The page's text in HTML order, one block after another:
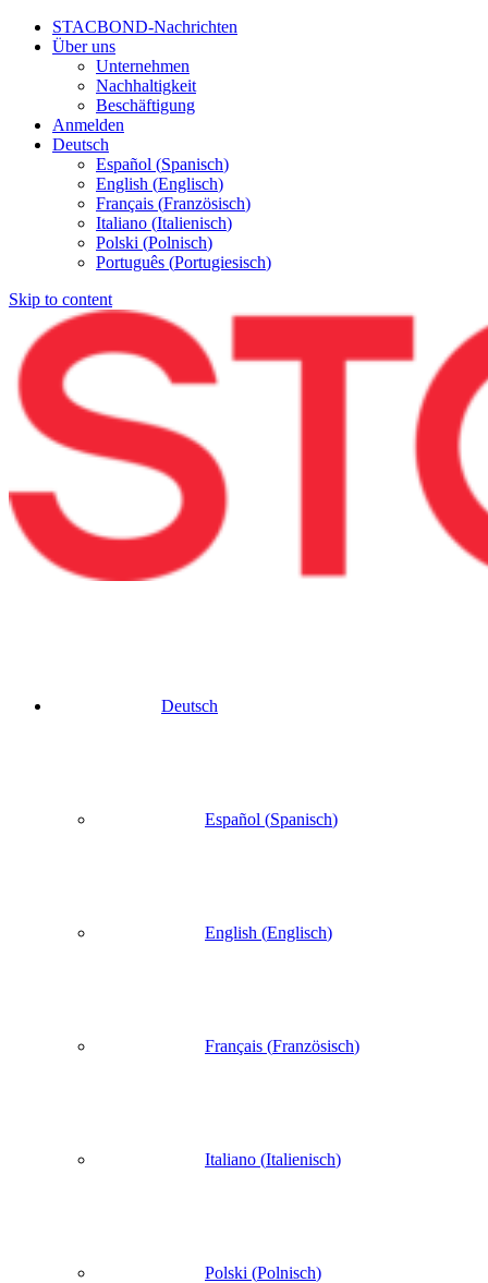
STACBOND-Nachrichten
Über uns
Unternehmen
Nachhaltigkeit
Beschäftigung
Anmelden
Deutsch
Español (Spanisch)
English (Englisch)
Français (Französisch)
Italiano (Italienisch)
Polski (Polnisch)
Português (Portugiesisch)
Skip to content
Deutsch
Español (Spanisch)
English (Englisch)
Français (Französisch)
Italiano (Italienisch)
Polski (Polnisch)